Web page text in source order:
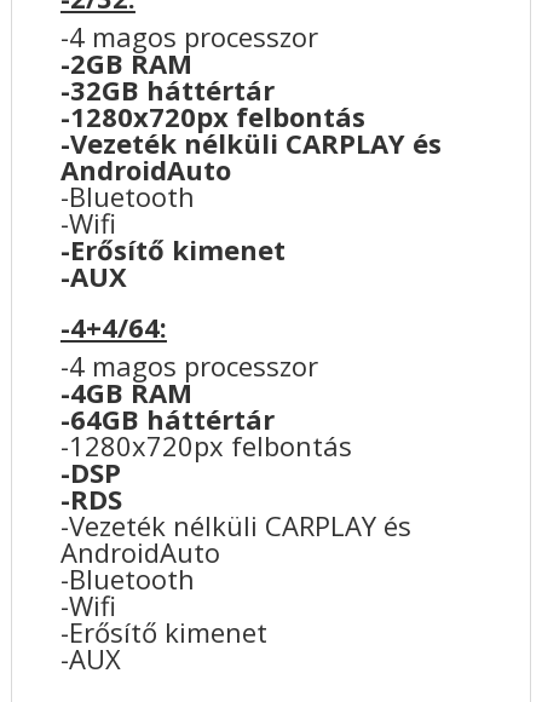
-4 magos processzor
-2GB RAM
-32GB háttértár
-1280x720px felbontás
-Vezeték nélküli CARPLAY és
AndroidAuto
-Bluetooth
-Wifi
-Erősítő kimenet
-AUX
-4+4/64:
-4 magos processzor
-4GB RAM
-64GB háttértár
-1280x720px felbontás
-DSP
-RDS
-Vezeték nélküli CARPLAY és
AndroidAuto
-Bluetooth
-Wifi
-Erősítő kimenet
-AUX